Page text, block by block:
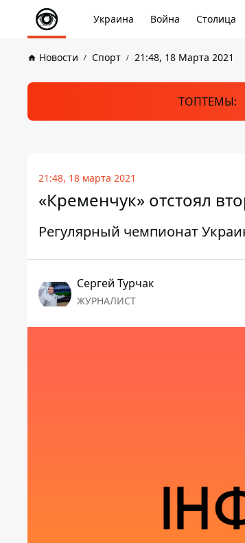
Украина Война Столица
Новости Спорт 21:48, 18 Марта 2021
ТОПТЕМЫ:
21:48, 18 марта 2021
«Кременчук» отстоял
Регулярный чемпионат
Сергей Турчак
ЖУРНАЛИСТ